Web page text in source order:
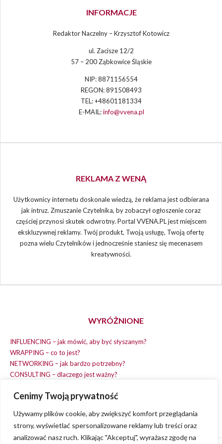
Cenimy Twoją prywatność
Używamy plików cookie, aby zwiększyć komfort przeglądania
strony, wyświetlać spersonalizowane reklamy lub treści oraz
analizować nasz ruch. Klikając "Akceptuj", wyrażasz zgodę na
INFORMACJE
Redaktor Naczelny – Krzysztof Kotowicz
ul. Zacisze 12/2
57 – 200 Ząbkowice Śląskie
NIP: 8871156554
REGON: 891508493
TEL: +48601181334
E-MAIL:info@vvena.pl
REKLAMA Z WENĄ
Użytkownicy internetu doskonale wiedzą, że reklama jest odbierana
jak intruz. Zmuszanie Czytelnika, by zobaczył ogłoszenie coraz
częściej przynosi skutek odwrotny. Portal VVENA.PL jest miejscem
ekskluzywnej reklamy. Twój produkt, Twoją usługę, Twoją ofertę
pozna wielu Czytelników i jednocześnie staniesz się mecenasem
kreatywności.
WYRÓŻNIONE
INFLUENCING – jak mówić, aby być słyszanym?
WRAPPING – co to jest?
NETWORKING – jak bardzo potrzebny?
CONSULTING – dlaczego jest ważny?
EARNING – jak zarobić na dobrym pomyśle?